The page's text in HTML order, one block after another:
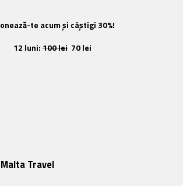
te acum și câștigi 30%!
12 luni:100 lei 70 lei
Travel